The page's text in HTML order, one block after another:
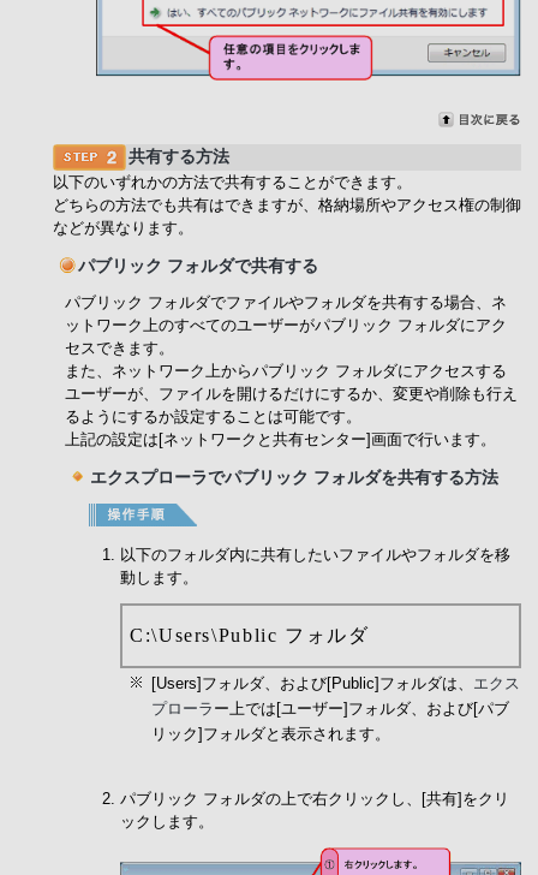
共有する方法
以下のいずれかの方法で共有することができます。
どちらの方法でも共有はできますが、格納場所やアクセス権の制御
などが異なります。
パブリック フォルダで共有する
パブリック フォルダでファイルやフォルダを共有する場合、ネ
ットワーク上のすべてのユーザーがパブリック フォルダにアク
セスできます。
また、ネットワーク上からパブリック フォルダにアクセスする
ユーザーが、ファイルを開けるだけにするか、変更や削除も行え
るようにするか設定することは可能です。
上記の設定は[ネットワークと共有センター]画面で行います。
エクスプローラでパブリック フォルダを共有する方法
以下のフォルダ内に共有したいファイルやフォルダを移
動します。
C:\Users\Public フォルダ
[Users]フォルダ、および[Public]フォルダは、 エクス
プローラ ー上では[ユーザー]フォルダ、および[パブ
リック]フォルダと表示されます。
パブリック フォルダの上で右クリックし、[共有]をクリ
ックします。